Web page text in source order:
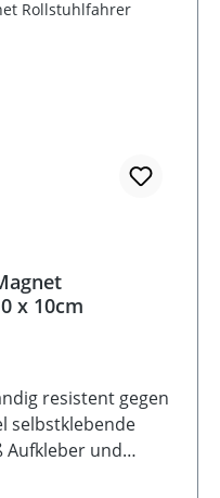
x 10cm
resistent gegen
selbstklebende
Aufkleber und